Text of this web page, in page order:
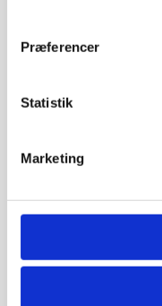
Præferencer
Statistik
Marketing